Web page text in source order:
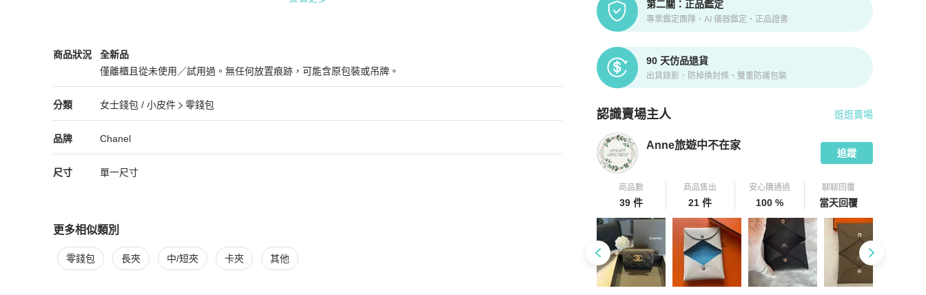
第二關：正品鑑定
專業鑑定團隊、AI 儀器鑑定、正品證書
90 天仿品退貨
出貨錄影、防掉換封條、雙重防護包裝
認識賣場主人
PopChill 拍拍圈嚴選賣家
逛逛賣場
Anne旅遊中不在家
追蹤
商品數
39 件
商品售出
21 件
安心購通過
100 %
聊聊回覆
當天回覆
📈香奈兒漲漲漲不停，已經比愛馬仕還貴，每個sa已不知道商品價格，只能用手上的掃描器掃描所有商品價格，以防價
格上漲報價出錯，加上防止代購，全球全採取限購令，若非VIP加上配貨額度夠，真的很難拿到好包
💕所以您若喜歡我釋出的珍藏包，趕緊喊我要，畢盡早買早享受嘍😊
💁‍♀️購買前：
有商品上的問題請務必在購買前確認清
🙇🏻‍♀️離櫃商品，高標請繞道🙇🏻‍♀️
商品狀況
Chanel女士錢包 / 小皮件
全新品
僅離櫃且從未使用／試用過。無任何放置痕跡，可能含原包裝或吊牌。
全新品
分類
Chanel 女士錢包 / 小皮件分類資訊
女士錢包 / 小皮件
零錢包
女士錢包 / 小皮件/零錢包推薦
品牌
Chanel 精品女士錢包 / 小皮件
Chanel
Chanel 推薦清單
尺寸 單一尺寸
更多相似類別
更多Chanel 女士錢包 / 小皮件相似商品推薦
零錢包 長夾 中/短夾 卡夾 其他